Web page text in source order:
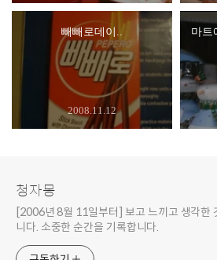
빼빼로데이..
2008.11.12
마트
청자몽
[2006년 8월 11일부터] 보고 느끼고 생각한
니다. 소중한 순간을 기록합니다.